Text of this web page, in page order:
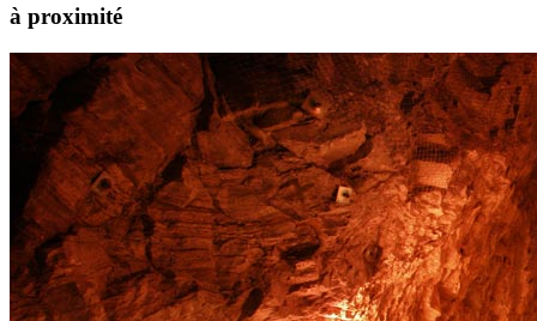
à proximité